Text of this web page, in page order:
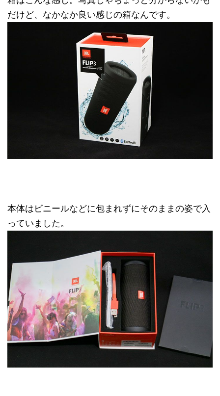
だけど、なかなか良い感じの箱なんです。
本体はビニールなどに包まれずにそのままの姿で入
っていました。